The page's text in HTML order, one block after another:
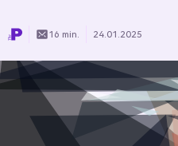
16 min. 24.01.2025